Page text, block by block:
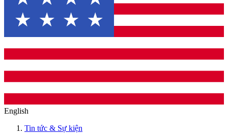
English
Tin tức & Sự kiện